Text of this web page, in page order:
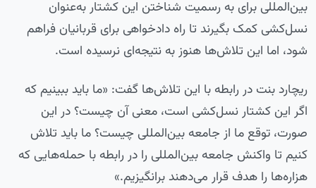
بین‌المللی برای به رسمیت شناختن این کشتار به‌عنوان
نسل‌کشی کمک بگیرند تا راه دادخواهی برای قربانیان فراهم
شود، اما این تلاش‌ها هنوز به نتیجه‌ای نرسیده است.
ریچارد بنت در رابطه با این تلاش‌ها گفت: «ما باید ببینیم که
اگر این کشتار نسل‌کشی است، معنی آن چیست؟ در این
صورت، توقع ما از جامعه بین‌المللی چیست؟ ما باید تلاش
کنیم تا واکنش جامعه بین‌المللی را در رابطه با حمله‌هایی که
هزاره‌ها را هدف قرار می‌دهند برانگیزیم.»